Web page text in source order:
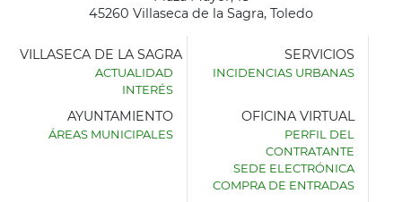
45260 Villaseca de la Sagra, Toledo
AYUNTAMIENTO
VILLASECA DE LA SAGRA
ACTUALIDAD
INTERÉS
SERVICIOS
INCIDENCIAS URBANAS
AYUNTAMIENTO
ÁREAS MUNICIPALES
OFICINA VIRTUAL
PERFIL DEL
CONTRATANTE
SEDE ELECTRÓNICA
COMPRA DE ENTRADAS